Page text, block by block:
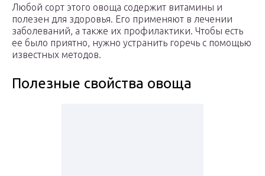
Любой сорт этого овоща содержит витамины и
полезен для здоровья. Его применяют в лечении
заболеваний, а также их профилактики. Чтобы есть
ее было приятно, нужно устранить горечь с помощью
известных методов.
Полезные свойства овоща